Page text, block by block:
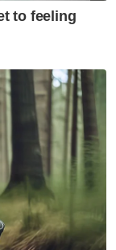
pada
di WhatsApp
berita
sini!